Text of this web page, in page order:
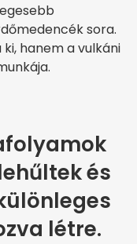
sora.
hanem a vulkáni
és
létre.